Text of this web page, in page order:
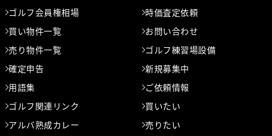
ゴルフ会員権相場
時価査定依頼
買い物件一覧
お問い合わせ
売り物件一覧
ゴルフ練習場設備
確定申告
新規募集中
用語集
ご依頼情報
ゴルフ関連リンク
買いたい
アルバ熟成カレー
売りたい